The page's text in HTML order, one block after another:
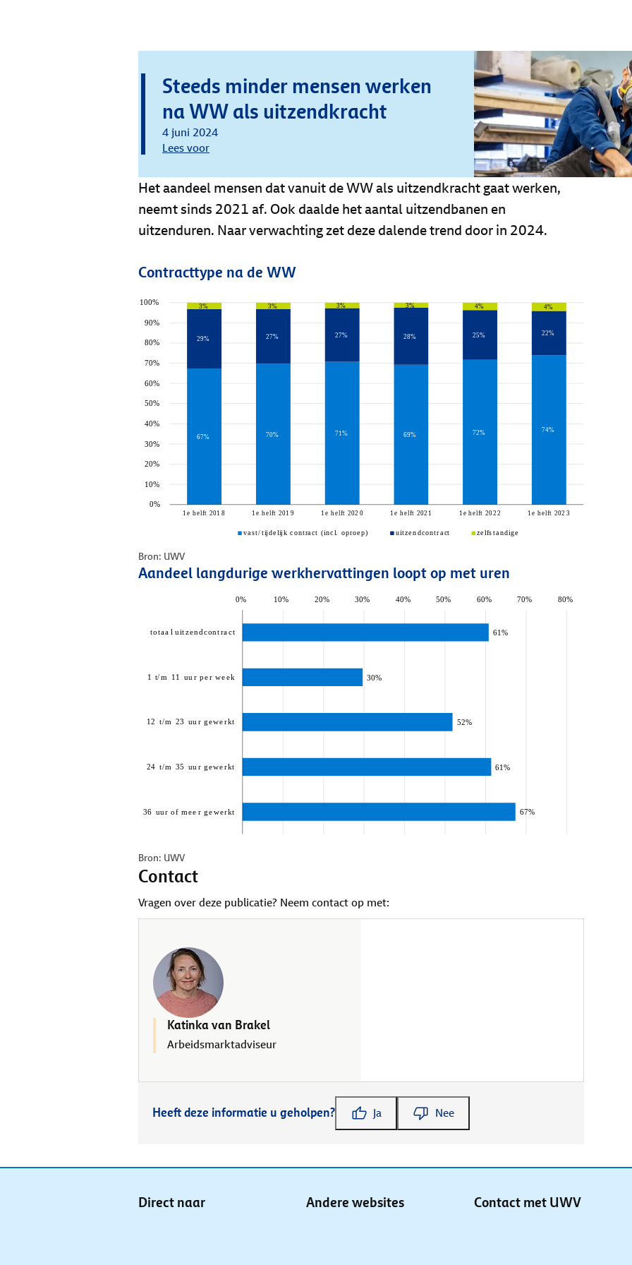
Steeds minder mensen werken
na WW als uitzendkracht
4 juni 2024
Lees voor
Het aandeel mensen dat vanuit de WW als uitzendkracht gaat werken,
neemt sinds 2021 af. Ook daalde het aantal uitzendbanen en
uitzenduren. Naar verwachting zet deze dalende trend door in 2024.
Contracttype na de WW
Bron: UWV
Aandeel langdurige werkhervattingen loopt op met uren
Bron: UWV
Contact
Vragen over deze publicatie? Neem contact op met:
Katinka van Brakel
Arbeidsmarktadviseur
Heeft deze informatie u geholpen? Ja Nee
Direct naar Andere websites Contact met UWV